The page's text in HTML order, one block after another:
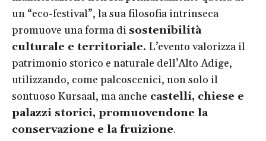
un “eco-festival”, la sua filosofia intrinseca
promuove una forma di sostenibilità
culturale e territoriale. L’evento valorizza il
patrimonio storico e naturale dell’Alto Adige,
utilizzando, come palcoscenici, non solo il
sontuoso Kursaal, ma anche castelli, chiese e
palazzi storici, promuovendone la
conservazione e la fruizione.